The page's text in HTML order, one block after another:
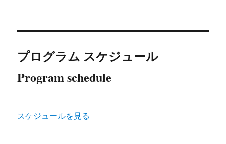
プログラム スケジュール
Program schedule
スケジュールを見る